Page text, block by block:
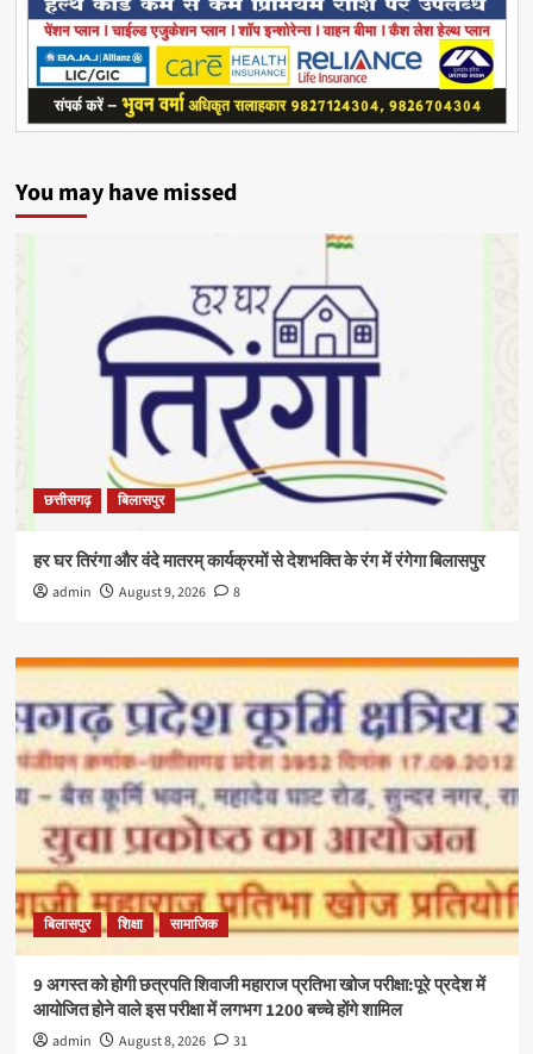
You may have missed
छत्तीसगढ़ बिलासपुर
हर घर तिरंगा और वंदे मातरम् कार्यक्रमों से देशभक्ति के रंग में रंगेगा बिलासपुर
admin August 9, 2026 8
बिलासपुर शिक्षा सामाजिक
9 अगस्त को होगी छत्रपति शिवाजी महाराज प्रतिभा खोज परीक्षा:पूरे प्रदेश में
आयोजित होने वाले इस परीक्षा में लगभग 1200 बच्चे होंगे शामिल
admin August 8, 2026 31